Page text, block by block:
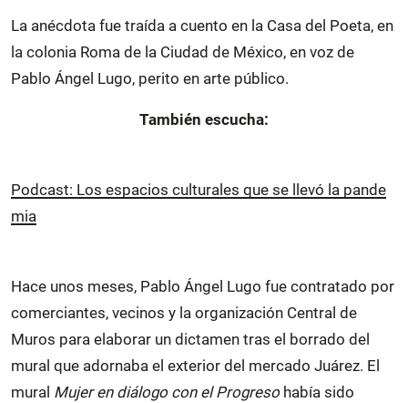
La anécdota fue traída a cuento en la Casa del Poeta, en
la colonia Roma de la Ciudad de México, en voz de
Pablo Ángel Lugo, perito en arte público.
También escucha:
Podcast: Los espacios culturales que se llevó la pande
mia
Hace unos meses, Pablo Ángel Lugo fue contratado por
comerciantes, vecinos y la organización Central de
Muros para elaborar un dictamen tras el borrado del
mural que adornaba el exterior del mercado Juárez. El
mural Mujer en diálogo con el Progresohabía sido